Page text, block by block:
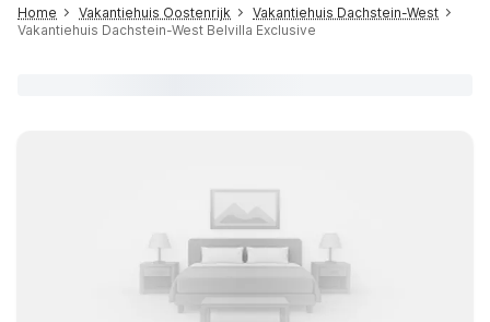
Home Vakantiehuis Oostenrijk
Vakantiehuis Dachstein-West
Vakantiehuis Dachstein-West Belvilla Exclusive